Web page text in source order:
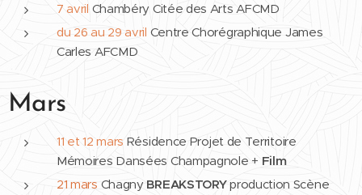
7 avril Chambéry Citée des Arts AFCMD
du 26 au 29 avril Centre Chorégraphique James
Carles AFCMD
Mars
11 et 12 mars Résidence Projet de Territoire
Mémoires Dansées Champagnole + Film
21 mars Chagny BREAKSTORYproduction Scène